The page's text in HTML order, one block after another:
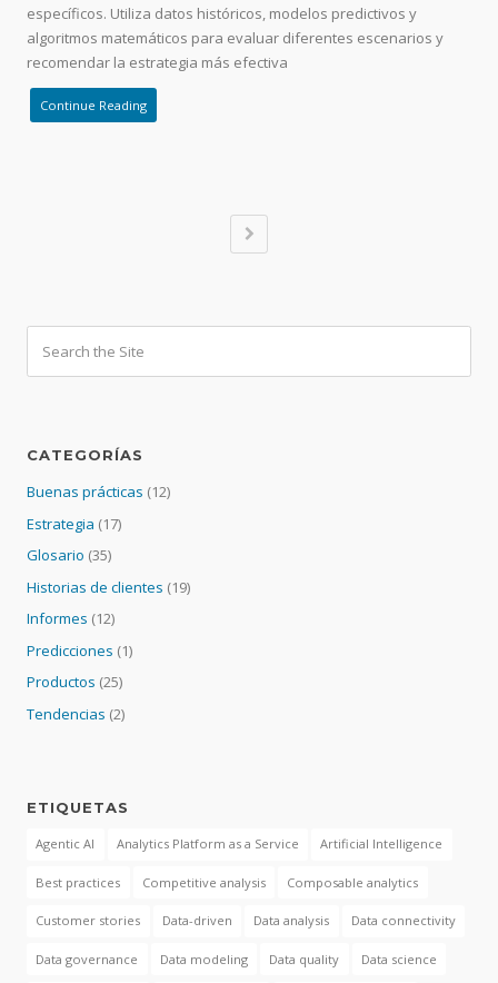
específicos. Utiliza datos históricos, modelos predictivos y
algoritmos matemáticos para evaluar diferentes escenarios y
recomendar la estrategia más efectiva
Continue Reading
CATEGORÍAS
Buenas prácticas (12)
Estrategia (17)
Glosario (35)
Historias de clientes (19)
Informes (12)
Predicciones (1)
Productos (25)
Tendencias (2)
ETIQUETAS
Agentic AI Analytics Platform as a Service Artificial Intelligence
Best practices Competitive analysis Composable analytics
Customer stories Data-driven Data analysis Data connectivity
Data governance Data modeling Data quality Data science